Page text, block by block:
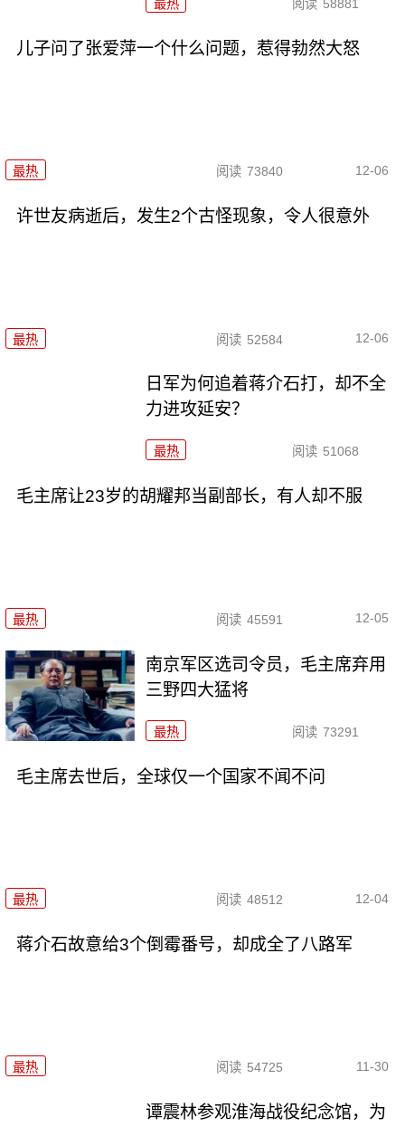
最热 阅读 58881
儿子问了张爱萍一个什么问题，惹得勃然大怒
最热 阅读 73840 12-06
许世友病逝后，发生2个古怪现象，令人很意外
最热 阅读 52584 12-06
日军为何追着蒋介石打，却不全
力进攻延安？
最热 阅读 51068
毛主席让23岁的胡耀邦当副部长，有人却不服
最热 阅读 45591 12-05
南京军区选司令员，毛主席弃用
三野四大猛将
最热 阅读 73291
毛主席去世后，全球仅一个国家不闻不问
最热 阅读 48512 12-04
蒋介石故意给3个倒霉番号，却成全了八路军
最热 阅读 54725 11-30
谭震林参观淮海战役纪念馆，为